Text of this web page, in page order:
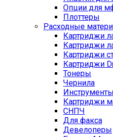
Опции для
Плоттеры
Расходные
Картриджи
Картриджи
Картриджи
Картриджи
Тонеры
Чернила
Картриджи
СНПЧ
Для факса
Девелоперы